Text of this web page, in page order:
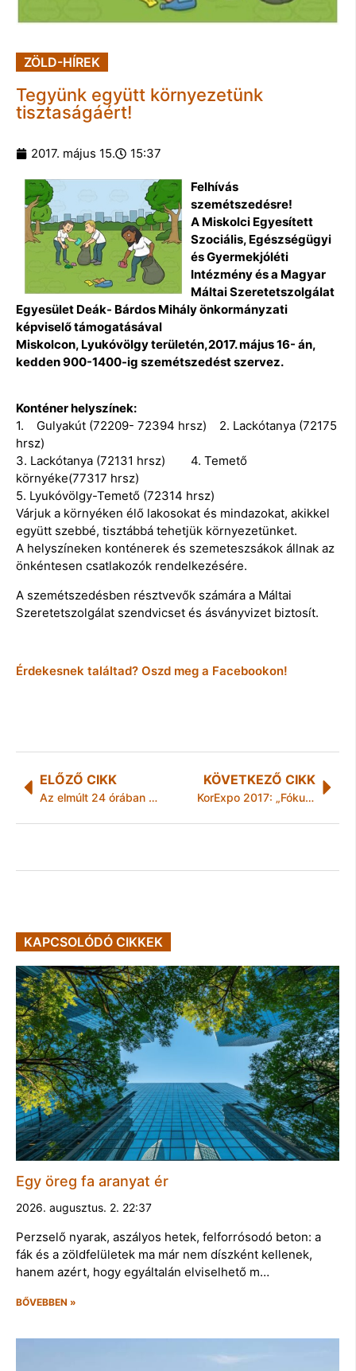
ZÖLD-HÍREK
Tegyünk együtt környezetünk
tisztaságáért!
2017. május 15. 15:37
Felhívás
szemétszedésre!
A Miskolci Egyesített
Szociális, Egészségügyi
és Gyermekjóléti
Intézmény és a Magyar
Máltai Szeretetszolgálat
Egyesület Deák- Bárdos Mihály önkormányzati
képviselő támogatásával
Miskolcon, Lyukóvölgy területén,2017. május 16- án,
kedden 900-1400-ig szemétszedést szervez.
Konténer helyszínek:
1. Gulyakút (72209- 72394 hrsz) 2. Lackótanya (72175
hrsz)
3. Lackótanya (72131 hrsz) 4. Temető
környéke(77317 hrsz)
5. Lyukóvölgy-Temető (72314 hrsz)
Várjuk a környéken élő lakosokat és mindazokat, akikkel
együtt szebbé, tisztábbá tehetjük környezetünket.
A helyszíneken konténerek és szemeteszsákok állnak az
önkéntesen csatlakozók rendelkezésére.
A szemétszedésben résztvevők számára a Máltai
Szeretetszolgálat szendvicset és ásványvizet biztosít.
Érdekesnek találtad? Oszd meg a Facebookon!
ELŐZŐ CIKK
Az elmúlt 24 órában történt
KÖVETKEZŐ CIKK
KorExpo 2017: „Fókuszban a koracsaládok; a legfontosabb, hogy Ti túléljétek”
KAPCSOLÓDÓ CIKKEK
Egy öreg fa aranyat ér
2026. augusztus. 2. 22:37
Perzselő nyarak, aszályos hetek, felforrósodó beton: a
fák és a zöldfelületek ma már nem díszként kellenek,
hanem azért, hogy egyáltalán elviselhető m…
BŐVEBBEN »